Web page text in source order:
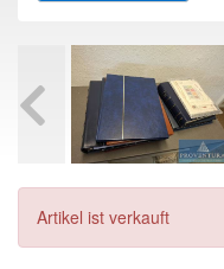
Artikel ist verkauft